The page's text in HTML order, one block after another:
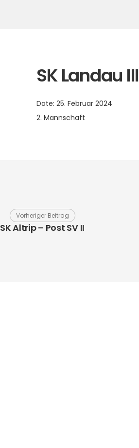
SK Landau
Date:25. Februar 2024
2. Mannschaft
Vorheriger Beitrag
SK Altrip – Post SV II